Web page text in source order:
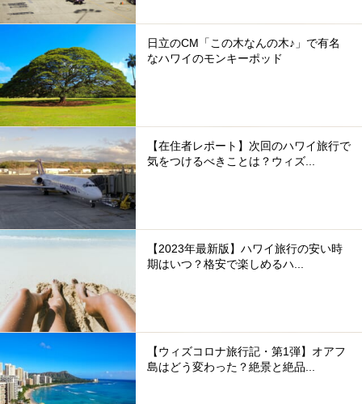
日立のCM「この木なんの木♪」で有名
なハワイのモンキーポッド
【在住者レポート】次回のハワイ旅行で
気をつけるべきことは？ウィズ...
【2023年最新版】ハワイ旅行の安い時
期はいつ？格安で楽しめるハ...
【ウィズコロナ旅行記・第1弾】オアフ
島はどう変わった？絶景と絶品...